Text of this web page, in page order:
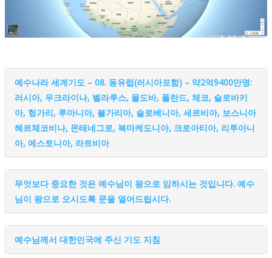
예수나라 세계기도 – 08. 동유럽(러시아포함) – 약2억9400만명:
러시아, 우크라이나, 벨라루스, 몰도바, 폴란드, 체코, 슬로바키
아, 헝가리, 루마니아, 불가리아, 슬로베니아, 세르비아, 보스니아
헤르체코비나, 몬테네그로, 북마케도니아, 크로아티아, 리투아니
아, 에스토니아, 라트비아
무엇보다 중요한 것은 예수님이 왕으로 임하시는 것입니다. 예수
님이 왕으로 오시도록 문을 열어드립시다.
예수님께서 대한민국에 주신 기도 지침